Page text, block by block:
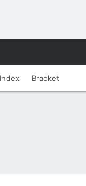
Bracket